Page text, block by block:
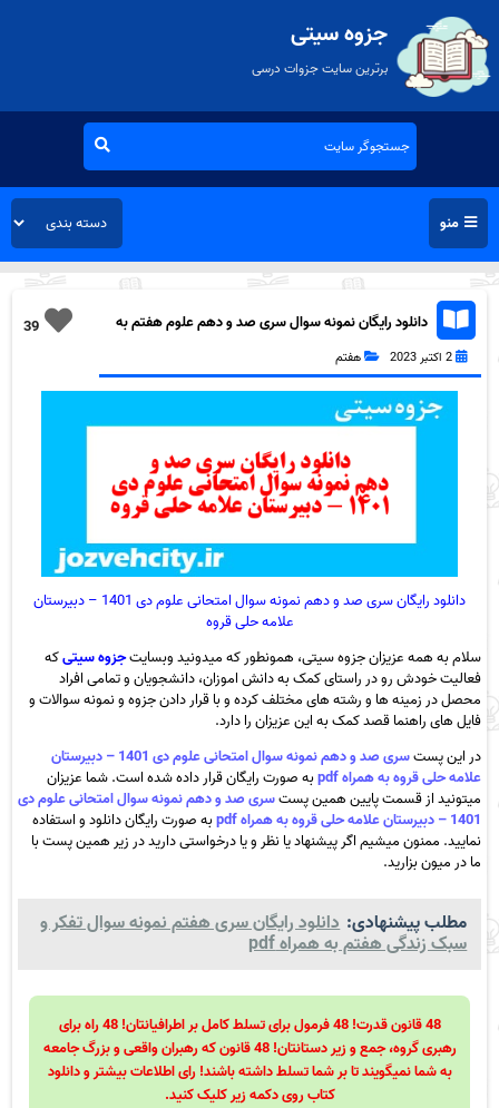
جزوه سیتی
برترین سایت جزوات درسی
منو
39
دانلود رایگان نمونه سوال سری صد و دهم علوم هفتم به
2 اکتبر 2023 هفتم
دانلود رایگان سری صد و دهم نمونه سوال امتحانی علوم دی 1401 – دبیرستان
علامه حلی قروه
سلام به همه عزیزان جزوه سیتی، همونطور که میدونید وبسایتجزوه سیتیکه
فعالیت خودش رو در راستای کمک به دانش اموزان، دانشجویان و تمامی افراد
محصل در زمینه ها و رشته های مختلف کرده و با قرار دادن جزوه و نمونه سوالات و
فایل های راهنما قصد کمک به این عزیزان را دارد.
در این پست
سری صد و دهم نمونه سوال امتحانی علوم دی 1401 – دبیرستان
علامه حلی قروه به همراه pdf
به صورت رایگان قرار داده شده است. شما عزیزان
میتونید از قسمت پایین همین پستسری صد و دهم نمونه سوال امتحانی علوم دی
1401 – دبیرستان علامه حلی قروه به همراه pdf
به صورت رایگان دانلود و استفاده
نمایید. ممنون میشیم اگر پیشنهاد یا نظر و یا درخواستی دارید در زیر همین پست با
ما در میون بزارید.
مطلب پیشنهادی: دانلود رایگان سری هفتم نمونه سوال تفکر و
سبک زندگی هفتم به همراه pdf
48 قانون قدرت! 48 فرمول برای تسلط کامل بر اطرافیانتان! 48 راه برای
رهبری گروه، جمع و زیر دستانتان! 48 قانون که رهبران واقعی و بزرگ جامعه
به شما نمیگویند تا بر شما تسلط داشته باشند! رای اطلاعات بیشتر و دانلود
کتاب روی دکمه زیر کلیک کنید.